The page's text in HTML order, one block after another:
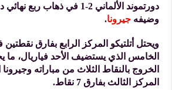
دورتموند الألماني 2-1 في ذهاب
وضيفهجيرونا.
ويحتل أتلتيكو المركز الرابع بفارق
الخامس الذي يستضيف الأحد فياريال، ما
الخروج بالنقاط الثلاث من مباراته
المركز الثالث بفارق 7 نقاط.